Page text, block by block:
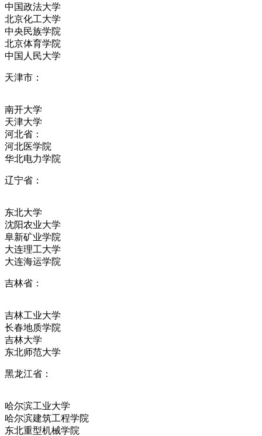
中国政法大学
北京化工大学
中央民族学院
北京体育学院
中国人民大学
天津市：
南开大学
天津大学
河北省：
河北医学院
华北电力学院
辽宁省：
东北大学
沈阳农业大学
阜新矿业学院
大连理工大学
大连海运学院
吉林省：
吉林工业大学
长春地质学院
吉林大学
东北师范大学
黑龙江省：
哈尔滨工业大学
哈尔滨建筑工程学院
东北重型机械学院